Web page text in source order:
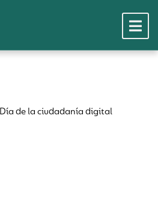
Día de la ciudadanía digital